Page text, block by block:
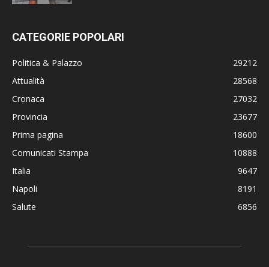
CATEGORIE POPOLARI
Politica & Palazzo
29212
Attualità
28568
Cronaca
27032
Provincia
23677
Prima pagina
18600
Comunicati Stampa
10888
Italia
9647
Napoli
8191
Salute
6856